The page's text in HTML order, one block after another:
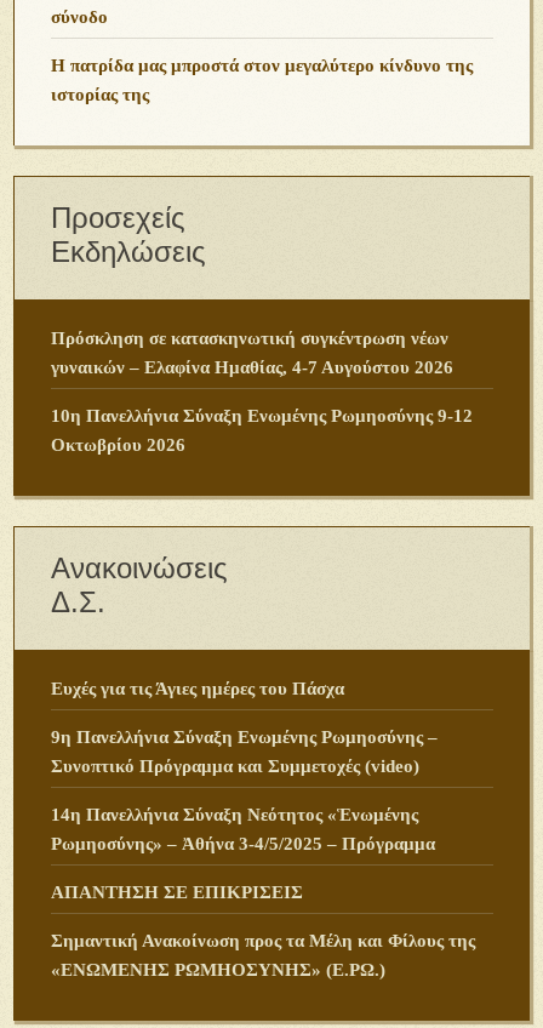
σύνοδο
Η πατρίδα μας μπροστά στον μεγαλύτερο κίνδυνο της
ιστορίας της
Προσεχείς
Εκδηλώσεις
Πρόσκληση σε κατασκηνωτική συγκέντρωση νέων
γυναικών – Ελαφίνα Ημαθίας, 4-7 Αυγούστου 2026
10η Πανελλήνια Σύναξη Ενωμένης Ρωμηοσύνης 9-12
Οκτωβρίου 2026
Ανακοινώσεις
Δ.Σ.
Ευχές για τις Άγιες ημέρες του Πάσχα
9η Πανελλήνια Σύναξη Ενωμένης Ρωμηοσύνης –
Συνοπτικό Πρόγραμμα και Συμμετοχές (video)
14η Πανελλήνια Σύναξη Νεότητος «Ἑνωμένης
Ρωμηοσύνης» – Ἀθήνα 3-4/5/2025 – Πρόγραμμα
ΑΠΑΝΤΗΣΗ ΣΕ ΕΠΙΚΡΙΣΕΙΣ
Σημαντική Ανακοίνωση προς τα Μέλη και Φίλους της
«ΕΝΩΜΕΝΗΣ ΡΩΜΗΟΣΥΝΗΣ» (Ε.ΡΩ.)